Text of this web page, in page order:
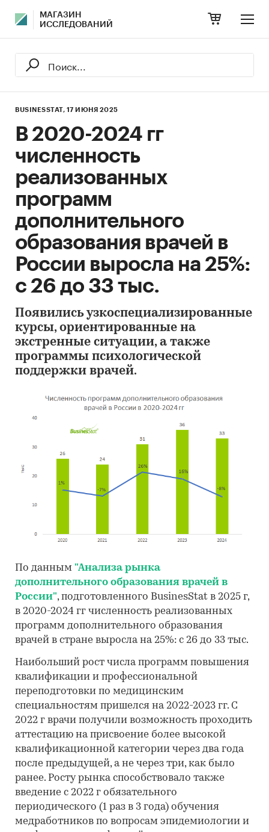
МАГАЗИН
ИССЛЕДОВАНИЙ
BUSINESSTAT, 17 ИЮНЯ 2025
В 2020-2024 гг
численность
реализованных
программ
дополнительного
образования врачей в
России выросла на 25%:
с 26 до 33 тыс.
Появились узкоспециализированные
курсы, ориентированные на
экстренные ситуации, а также
программы психологической
поддержки врачей.
По данным "Анализа рынка
дополнительного образования врачей в
России", подготовленного BusinesStat в 2025 г,
в 2020-2024 гг численность реализованных
программ дополнительного образования
врачей в стране выросла на 25%: с 26 до 33 тыс.
Наибольший рост числа программ повышения
квалификации и профессиональной
переподготовки по медицинским
специальностям пришелся на 2022-2023 гг. С
2022 г врачи получили возможность проходить
аттестацию на присвоение более высокой
квалификационной категории через два года
после предыдущей, а не через три, как было
ранее. Росту рынка способствовало также
введение с 2022 г обязательного
периодического (1 раз в 3 года) обучения
медработников по вопросам эпидемиологии и